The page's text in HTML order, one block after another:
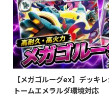
【メガゴルーグex】デッキ
トームエメラルダ環境対応